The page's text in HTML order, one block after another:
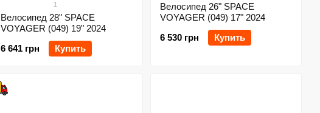
1
Велосипед 28" SPACE
VOYAGER (049) 19" 2024
6 641 грн
Купить
Велосипед 26" SPACE
VOYAGER (049) 17" 2024
6 530 грн
Купить